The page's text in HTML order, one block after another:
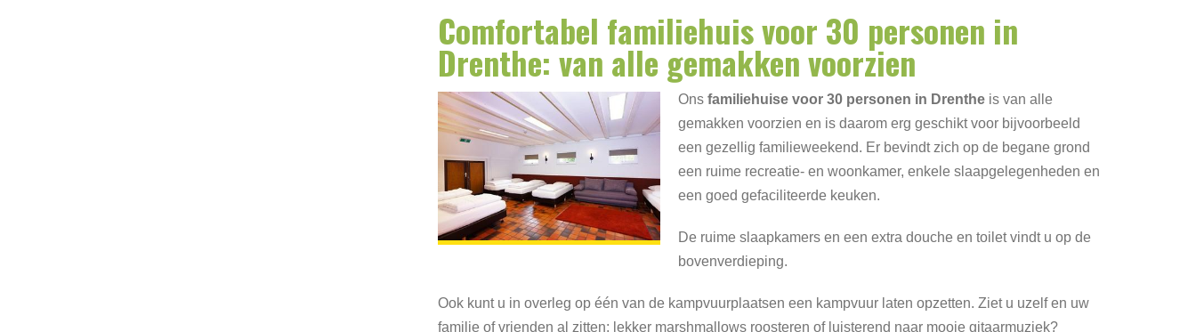
Comfortabel familiehuis voor 30 personen in
Drenthe: van alle gemakken voorzien
Ons familiehuise voor 30 personen in Drenthe is van alle
gemakken voorzien en is daarom erg geschikt voor bijvoorbeeld
een gezellig familieweekend. Er bevindt zich op de begane grond
een ruime recreatie- en woonkamer, enkele slaapgelegenheden en
een goed gefaciliteerde keuken.
De ruime slaapkamers en een extra douche en toilet vindt u op de
bovenverdieping.
Ook kunt u in overleg op één van de kampvuurplaatsen een kampvuur laten opzetten. Ziet u uzelf en uw
familie of vrienden al zitten; lekker marshmallows roosteren of luisterend naar mooie gitaarmuziek?